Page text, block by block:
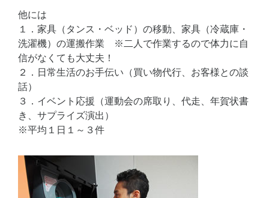
他には
１．家具（タンス・ベッド）の移動、家具（冷蔵庫・
洗濯機）の運搬作業 ※二人で作業するので体力に自
信がなくても大丈夫！
２．日常生活のお手伝い（買い物代行、お客様との談
話）
３．イベント応援（運動会の席取り、代走、年賀状書
き、サプライズ演出）
※平均１日１～３件